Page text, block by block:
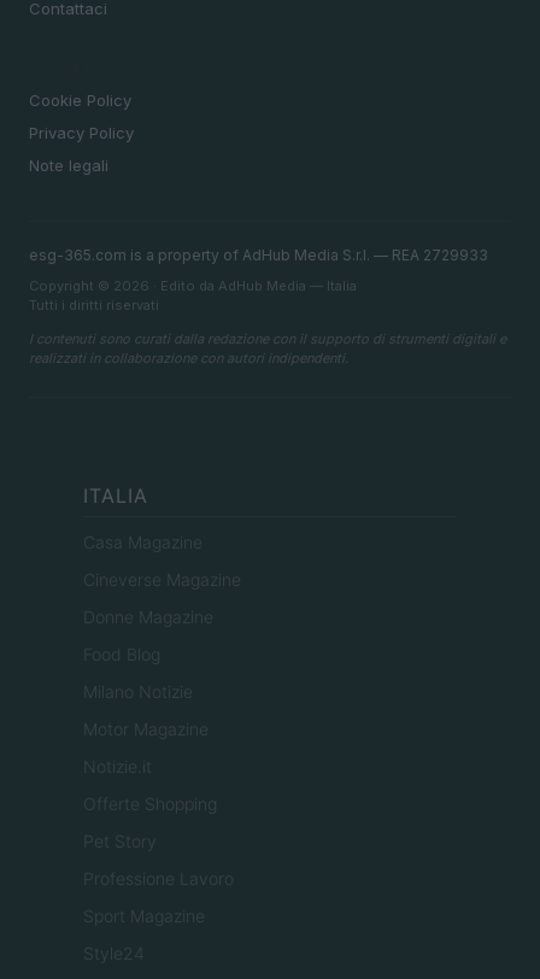
Contattaci
Cookie Policy
Privacy Policy
Note legali
esg-365.com is a property of AdHub Media S.r.l. — REA 2729933
Copyright © 2026 · Edito da AdHub Media — Italia
Tutti i diritti riservati
I contenuti sono curati dalla redazione con il supporto di strumenti digitali e
realizzati in collaborazione con autori indipendenti.
ITALIA
Casa Magazine
Cineverse Magazine
Donne Magazine
Food Blog
Milano Notizie
Motor Magazine
Notizie.it
Offerte Shopping
Pet Story
Professione Lavoro
Sport Magazine
Style24